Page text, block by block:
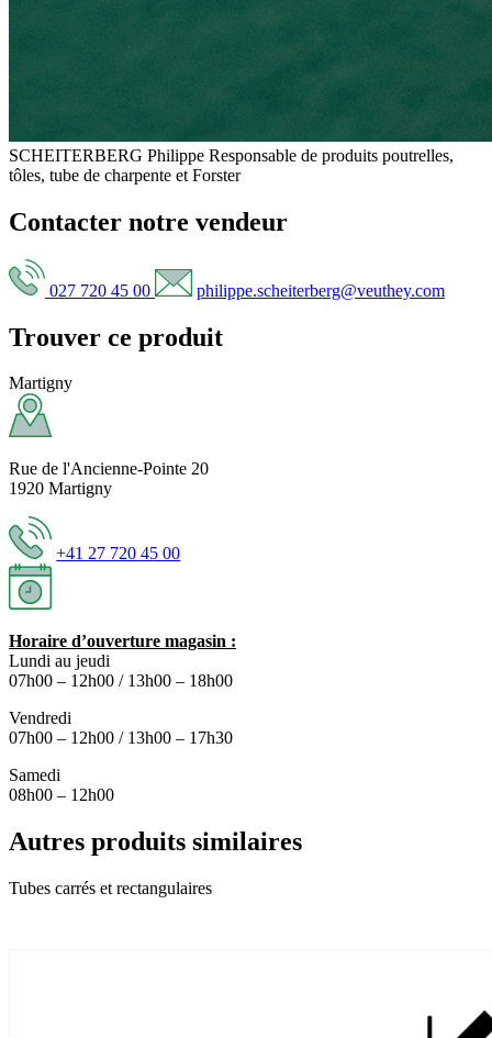
SCHEITERBERG Philippe Responsable de produits poutrelles,
tôles, tube de charpente et Forster
Contacter notre vendeur
027 720 45 00 philippe.scheiterberg@veuthey.com
Trouver ce produit
Martigny
Rue de l'Ancienne-Pointe 20
1920 Martigny
+41 27 720 45 00
Horaire d’ouverture magasin :
Lundi au jeudi
07h00 – 12h00 / 13h00 – 18h00
Vendredi
07h00 – 12h00 / 13h00 – 17h30
Samedi
08h00 – 12h00
Autres produits similaires
Tubes carrés et rectangulaires